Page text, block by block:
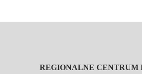
REGIONALNE CENTRUM